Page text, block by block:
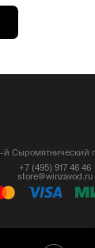
Сыромятнический
+7 (495) 917 46 46
store@winzavod.ru